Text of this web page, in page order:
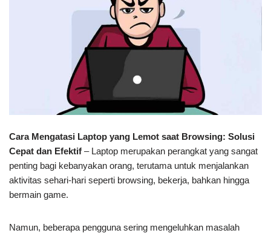
Cara Mengatasi Laptop yang Lemot saat Browsing: Solusi
Cepat dan Efektif – Laptop merupakan perangkat yang sangat
penting bagi kebanyakan orang, terutama untuk menjalankan
aktivitas sehari-hari seperti browsing, bekerja, bahkan hingga
bermain game.
Namun, beberapa pengguna sering mengeluhkan masalah